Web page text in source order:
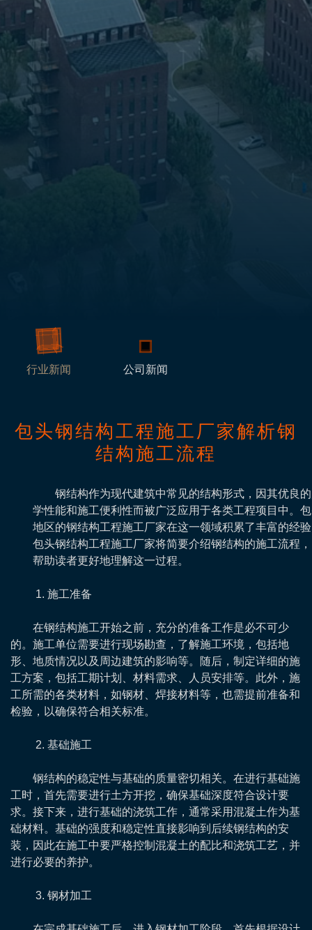
行业新闻 公司新闻
包头钢结构工程施工厂家解析钢
结构施工流程
钢结构作为现代建筑中常见的结构形式，因其优良
学性能和施工便利性而被广泛应用于各类工程项目中。
地区的钢结构工程施工厂家在这一领域积累了丰富的经
包头钢结构工程施工厂家将简要介绍钢结构的施工流程
帮助读者更好地理解这一过程。
1. 施工准备
在钢结构施工开始之前，充分的准备工作是必不可少
的。施工单位需要进行现场勘查，了解施工环境，包括地
形、地质情况以及周边建筑的影响等。随后，制定详细的施
工方案，包括工期计划、材料需求、人员安排等。此外，施
工所需的各类材料，如钢材、焊接材料等，也需提前准备和
检验，以确保符合相关标准。
2. 基础施工
钢结构的稳定性与基础的质量密切相关。在进行基础施
工时，首先需要进行土方开挖，确保基础深度符合设计要
求。接下来，进行基础的浇筑工作，通常采用混凝土作为基
础材料。基础的强度和稳定性直接影响到后续钢结构的安
装，因此在施工中要严格控制混凝土的配比和浇筑工艺，并
进行必要的养护。
3. 钢材加工